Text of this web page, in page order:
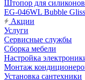
Штопор для
EG-046WL Bubble
Акции
Услуги
Сервисные службы
Сборка мебели
Настройка
Монтаж
Установка сантехники